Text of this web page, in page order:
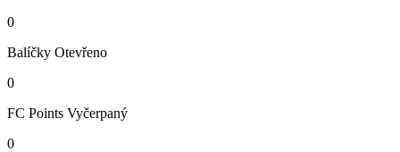
0
Balíčky Otevřeno
0
FC Points Vyčerpaný
0